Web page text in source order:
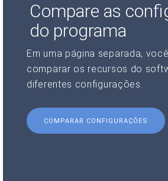
Compare as
do programa
Em uma página separada,
comparar os recursos do
diferentes configurações.
COMPARAR CONFIGURAÇÕES